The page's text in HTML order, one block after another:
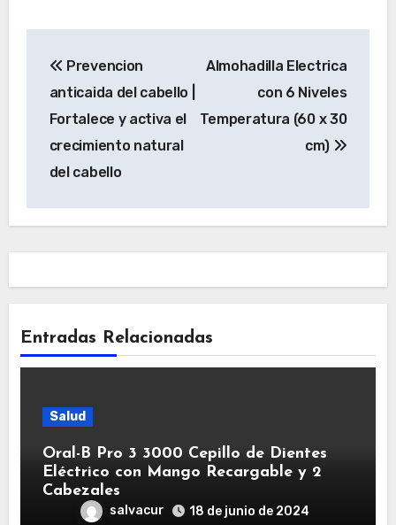
de
entradas
Prevencion
anticaida del cabello |
Fortalece y activa el
crecimiento natural
del cabello
Almohadilla Electrica
con 6 Niveles
Temperatura (60 x 30
cm)
Entradas Relacionadas
Salud
Oral-B Pro 3 3000 Cepillo de Dientes
Eléctrico con Mango Recargable y 2
Cabezales
salvacur 18 de junio de 2024